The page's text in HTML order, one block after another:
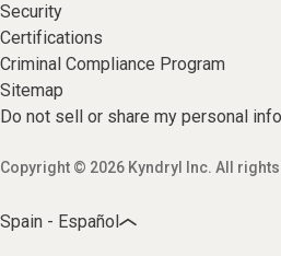
Security
Certifications
Criminal Compliance Program
Sitemap
Do not sell or share my personal
Copyright © 2026 Kyndryl Inc. All
Spain - Español